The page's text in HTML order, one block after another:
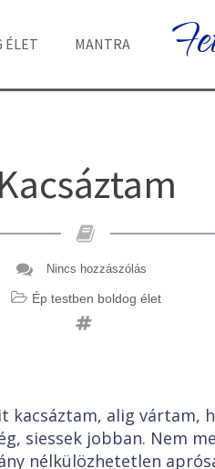
ÉLET MANTRA
Kacsáztam
Nincs hozzászólás
Ép testben boldog élet
kacsáztam, alig vártam,
siessek jobban. Nem
nélkülözhetetlen